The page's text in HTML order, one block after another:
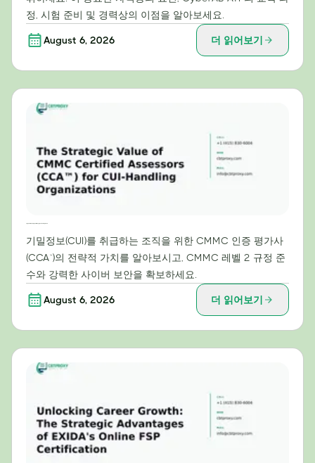
정, 시험 준비 및 경력상의 이점을 알아보세요.
August 6, 2026 더 읽어보기
기밀정보(CUI)를 취급하는 조직을 위한 CMMC 인증 평가사
(CCA™)의 전략적 가치를 알아보시고, CMMC 레벨 2 규정 준
수와 강력한 사이버 보안을 확보하세요.
August 6, 2026 더 읽어보기